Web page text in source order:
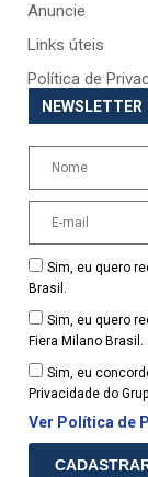
Anuncie
Links úteis
Política de
NEWSLETTER
Sim, eu quero
Brasil.
Sim, eu quero
Fiera Milano Brasil.
Sim, eu
Privacidade do
Ver Política de